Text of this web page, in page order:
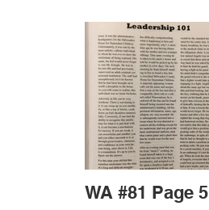
WA #81 Page 5